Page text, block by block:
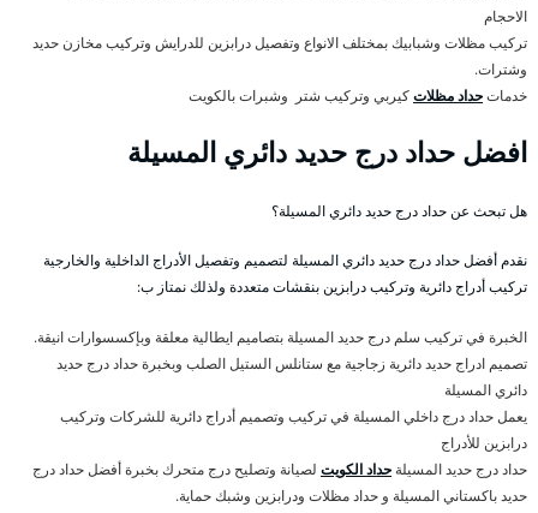
الاحجام
تركيب مظلات وشبابيك بمختلف الانواع وتفصيل درابزين للدرايش وتركيب مخازن حديد
وشترات.
خدماتحداد مظلاتكيربي وتركيب شتر وشبرات بالكويت
افضل حداد درج حديد دائري المسيلة
هل تبحث عن حداد درج حديد دائري المسيلة؟
نقدم أفضل حداد درج حديد دائري المسيلة لتصميم وتفصيل الأدراج الداخلية والخارجية
تركيب أدراج دائرية وتركيب درابزين بنقشات متعددة ولذلك نمتاز ب:
الخبرة في تركيب سلم درج حديد المسيلة بتصاميم ايطالية معلقة وبإكسسوارات انيقة.
تصميم ادراج حديد دائرية زجاجية مع ستانلس الستيل الصلب وبخبرة حداد درج حديد
دائري المسيلة
يعمل حداد درج داخلي المسيلة في تركيب وتصميم أدراج دائرية للشركات وتركيب
درابزين للأدراج
حداد درج حديد المسيلة حداد الكويت لصيانة وتصليح درج متحرك بخبرة أفضل حداد درج
حديد باكستاني المسيلة و حداد مظلات ودرابزين وشبك حماية.